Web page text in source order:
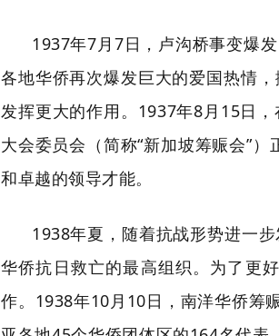
1937年7月7日，卢沟桥事变爆
各地华侨再次爆发巨大的爱国热情
发挥更大的作用。1937年8月15日
大会委员会（简称“新加坡筹赈会”
和卓越的领导才能。
1938年夏，随着抗战形势进一
华侨抗日救亡的最高组织。为了更
作。1938年10月10日，南洋华侨筹